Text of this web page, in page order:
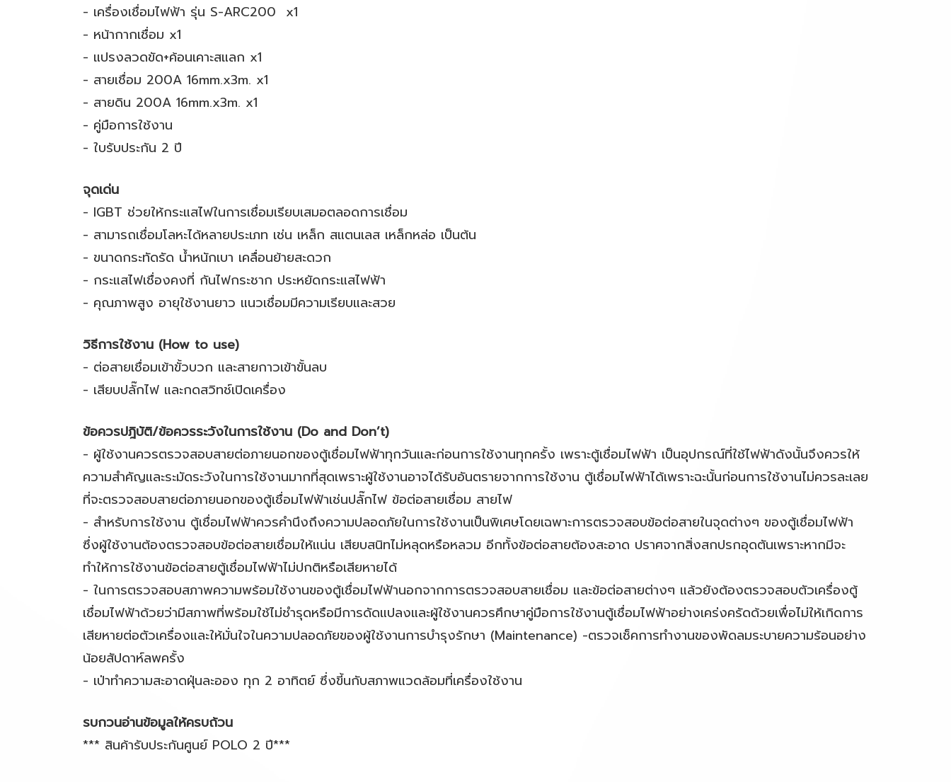
- เครื่องเชื่อมไฟฟ้า รุ่น S-ARC200 x1
- หน้ากากเชื่อม x1
- แปรงลวดขัด+ค้อนเคาะสแลก x1
- สายเชื่อม 200A 16mm.x3m. x1
- สายดิน 200A 16mm.x3m. x1
- คู่มือการใช้งาน
- ใบรับประกัน 2 ปี
จุดเด่น
- IGBT ช่วยให้กระแสไฟในการเชื่อมเรียบเสมอตลอดการเชื่อม
- สามารถเชื่อมโลหะได้หลายประเภท เช่น เหล็ก สแตนเลส เหล็กหล่อ เป็นต้น
- ขนาดกระทัดรัด น้ำหนักเบา เคลื่อนย้ายสะดวก
- กระแสไฟเชื่องคงที่ กันไฟกระชาก ประหยัดกระแสไฟฟ้า
- คุณภาพสูง อายุใช้งานยาว แนวเชื่อมมีความเรียบและสวย
วิธีการใช้งาน (How to use)
- ต่อสายเชื่อมเข้าขั้วบวก และสายกาวเข้าขั้นลบ
- เสียบปลั๊กไฟ และกดสวิทช์เปิดเครื่อง
ข้อควรปฎิบัติ/ข้อควรระวังในการใช้งาน (Do and Don’t)
- ผู้ใช้งานควรตรวจสอบสายต่อภายนอกของตู้เชื่อมไฟฟ้าทุกวันและก่อนการใช้งานทุกครั้ง เพราะตู้เชื่อมไฟฟ้า เป็นอุปกรณ์ที่ใช้ไฟฟ้าดังนั้นจึงควรให้
ความสำคัญและระมัดระวังในการใช้งานมากที่สุดเพราะผู้ใช้งานอาจได้รับอันตรายจากการใช้งาน ตู้เชื่อมไฟฟ้าได้เพราะฉะนั้นก่อนการใช้งานไม่ควรละเลย
ที่จะตรวจสอบสายต่อภายนอกของตู้เชื่อมไฟฟ้าเช่นปลั๊กไฟ ข้อต่อสายเชื่อม สายไฟ
- สำหรับการใช้งาน ตู้เชื่อมไฟฟ้าควรคำนึงถึงความปลอดภัยในการใช้งานเป็นพิเศษโดยเฉพาะการตรวจสอบข้อต่อสายในจุดต่างๆ ของตู้เชื่อมไฟฟ้า
ซึ่งผู้ใช้งานต้องตรวจสอบข้อต่อสายเชื่อมให้แน่น เสียบสนิทไม่หลุดหรือหลวม อีกทั้งข้อต่อสายต้องสะอาด ปราศจากสิ่งสกปรกอุดตันเพราะหากมีจะ
ทำให้การใช้งานข้อต่อสายตู้เชื่อมไฟฟ้าไม่ปกติหรือเสียหายได้
- ในการตรวจสอบสภาพความพร้อมใช้งานของตู้เชื่อมไฟฟ้านอกจากการตรวจสอบสายเชื่อม และข้อต่อสายต่างๆ แล้วยังต้องตรวจสอบตัวเครื่องตู้
เชื่อมไฟฟ้าด้วยว่ามีสภาพที่พร้อมใช้ไม่ชำรุดหรือมีการดัดแปลงและผู้ใช้งานควรศึกษาคู่มือการใช้งานตู้เชื่อมไฟฟ้าอย่างเคร่งครัดด้วยเพื่อไม่ให้เกิดการ
เสียหายต่อตัวเครื่องและให้มั่นใจในความปลอดภัยของผู้ใช้งานการบำรุงรักษา (Maintenance) -ตรวจเช็คการทำงานของพัดลมระบายความร้อนอย่าง
น้อยสัปดาห์ลพครั้ง
- เป่าทำความสะอาดฝุ่นละออง ทุก 2 อาทิตย์ ซึ่งขี้นกับสภาพแวดล้อมที่เครื่องใช้งาน
รบกวนอ่านข้อมูลให้ครบถ้วน
*** สินค้ารับประกันศูนย์ POLO 2 ปี***